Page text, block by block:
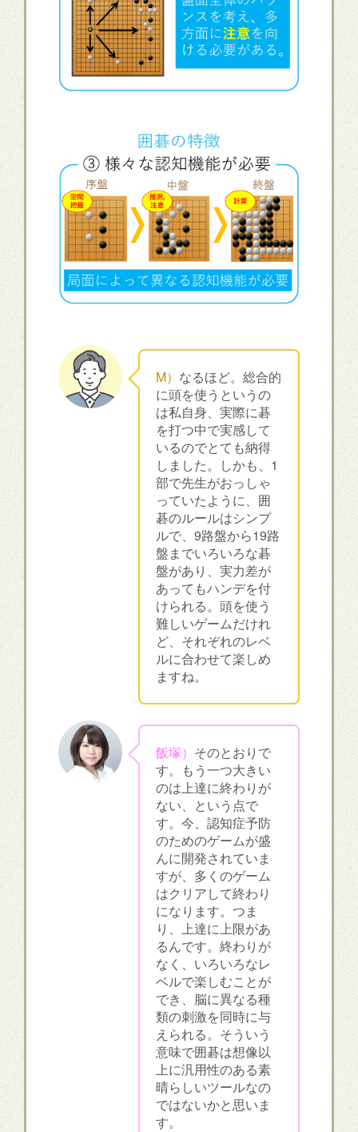
M） なるほど。総合的
に頭を使うというの
は私自身、実際に碁
を打つ中で実感して
いるのでとても納得
しました。しかも、1
部で先生がおっしゃ
っていたように、囲
碁のルールはシンプ
ルで、9路盤から19路
盤までいろいろな碁
盤があり、実力差が
あってもハンデを付
けられる。頭を使う
難しいゲームだけれ
ど、それぞれのレベ
ルに合わせて楽しめ
ますね。
飯塚） そのとおりで
す。もう一つ大きい
のは上達に終わりが
ない、という点で
す。今、認知症予防
のためのゲームが盛
んに開発されていま
すが、多くのゲーム
はクリアして終わり
になります。つま
り、上達に上限があ
るんです。終わりが
なく、いろいろなレ
ベルで楽しむことが
でき、脳に異なる種
類の刺激を同時に与
えられる。そういう
意味で囲碁は想像以
上に汎用性のある素
晴らしいツールなの
ではないかと思いま
す。